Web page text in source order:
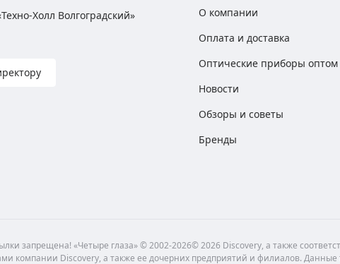
Холл Волгоградский»
О компании
Оплата и доставка
Оптические приборы оптом
Новости
Обзоры и советы
Бренды
запрещена! «Четыре глаза» © 2002-2026© 2026 Discovery, а также
компании Discovery, а также ее дочерних предприятий и филиалов. Данные